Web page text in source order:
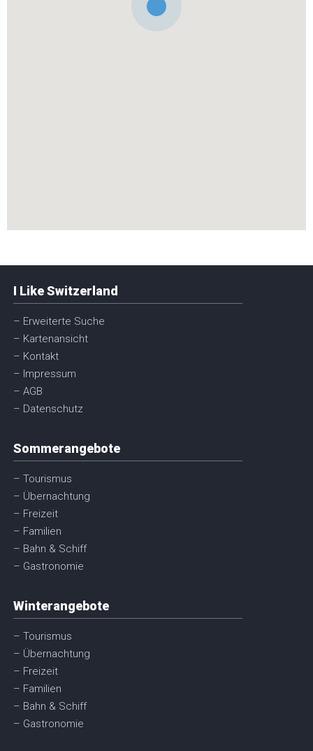
I Like Switzerland
– Erweiterte Suche
– Kartenansicht
– Kontakt
– Impressum
– AGB
– Datenschutz
Sommerangebote
– Tourismus
– Übernachtung
– Freizeit
– Familien
– Bahn & Schiff
– Gastronomie
Winterangebote
– Tourismus
– Übernachtung
– Freizeit
– Familien
– Bahn & Schiff
– Gastronomie